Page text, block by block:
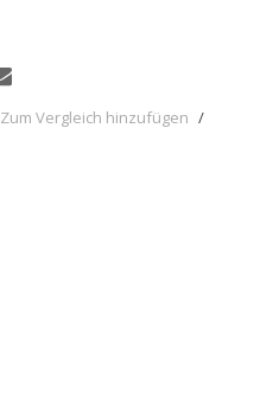
Zum Vergleich hinzufügen /